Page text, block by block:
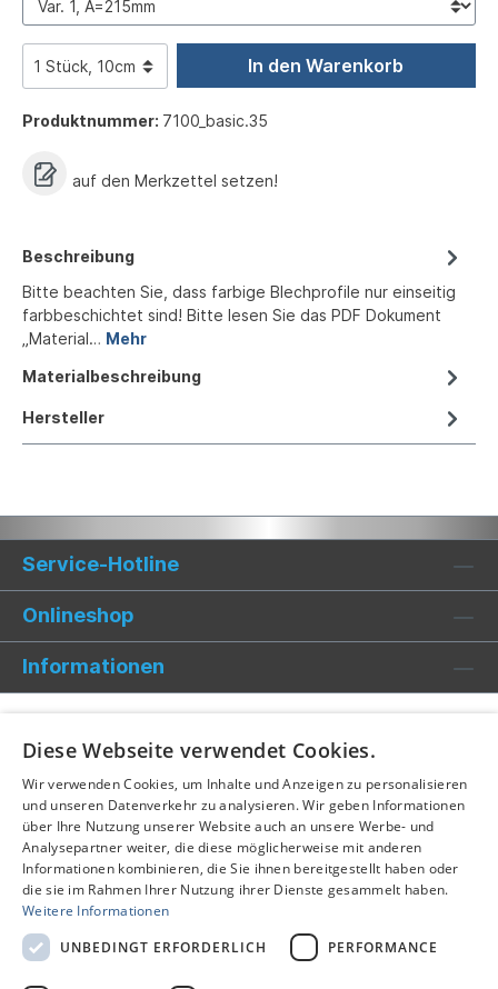
In den Warenkorb
Produktnummer: 7100_basic.35
auf den Merkzettel setzen!
Beschreibung
Bitte beachten Sie, dass farbige Blechprofile nur einseitig
farbbeschichtet sind! Bitte lesen Sie das PDF Dokument
„Material… Mehr
Materialbeschreibung
Hersteller
Service-Hotline
Onlineshop
Informationen
Diese Webseite verwendet Cookies.
Wir verwenden Cookies, um Inhalte und Anzeigen zu personalisieren
und unseren Datenverkehr zu analysieren. Wir geben Informationen
über Ihre Nutzung unserer Website auch an unsere Werbe- und
Analysepartner weiter, die diese möglicherweise mit anderen
Informationen kombinieren, die Sie ihnen bereitgestellt haben oder
die sie im Rahmen Ihrer Nutzung ihrer Dienste gesammelt haben.
Weitere Informationen
UNBEDINGT ERFORDERLICH
PERFORMANCE